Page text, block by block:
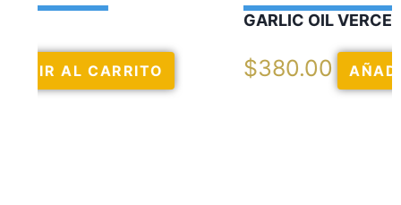
GARLIC OIL VERCELAGA
$380.00 AÑADIR AL CARRITO